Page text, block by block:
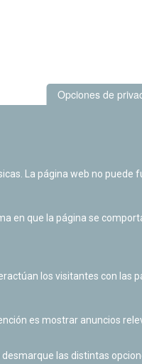
Opciones de
La página web no puede
en que la página se
los visitantes con
es mostrar anuncios
las distintas